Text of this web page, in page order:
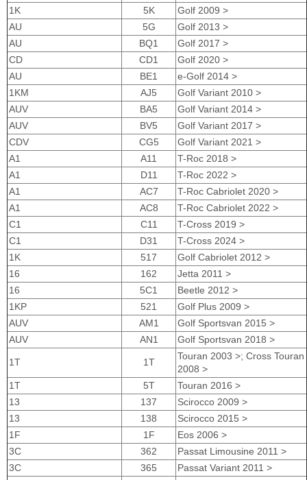
1K
5K
Golf 2009 >
AU
5G
Golf 2013 >
AU
BQ1
Golf 2017 >
CD
CD1
Golf 2020 >
AU
BE1
e-Golf 2014 >
1KM
AJ5
Golf Variant 2010 >
AUV
BA5
Golf Variant 2014 >
AUV
BV5
Golf Variant 2017 >
CDV
CG5
Golf Variant 2021 >
A1
A11
T-Roc 2018 >
A1
D11
T-Roc 2022 >
A1
AC7
T-Roc Cabriolet 2020 >
A1
AC8
T-Roc Cabriolet 2022 >
C1
C11
T-Cross 2019 >
C1
D31
T-Cross 2024 >
1K
517
Golf Cabriolet 2012 >
16
162
Jetta 2011 >
16
5C1
Beetle 2012 >
1KP
521
Golf Plus 2009 >
AUV
AM1
Golf Sportsvan 2015 >
AUV
AN1 Golf Sportsvan 2018 >
1T 1T
Touran 2003 >; Cross Touran
2008 >
1T
5T
Touran 2016 >
13
137
Scirocco 2009 >
13
138
Scirocco 2015 >
1F
1F
Eos 2006 >
3C
362
Passat Limousine 2011 >
3C
365
Passat Variant 2011 >